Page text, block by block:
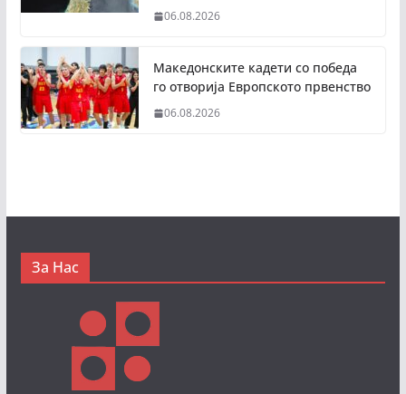
06.08.2026
Македонските кадети со победа
го отворија Европското првенство
06.08.2026
За Нас